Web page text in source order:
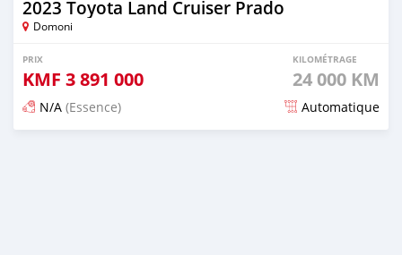
2023 Toyota Land Cruiser Prado
Domoni
PRIX
KMF 3 891 000
KILOMÉTRAGE
24 000 KM
N/A (Essence) Automatique